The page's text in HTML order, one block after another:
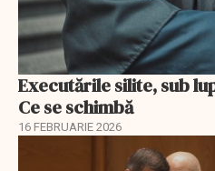
Executările silite, sub
Ce se schimbă
16 FEBRUARIE 2026